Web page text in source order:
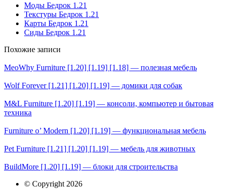
Моды Бедрок 1.21
Текстуры Бедрок 1.21
Карты Бедрок 1.21
Сиды Бедрок 1.21
Похожие записи
MeoWhy Furniture [1.20] [1.19] [1.18] — полезная мебель
Wolf Forever [1.21] [1.20] [1.19] — домики для собак
M&L Furniture [1.20] [1.19] — консоли, компьютер и бытовая
техника
Furniture o’ Modern [1.20] [1.19] — функциональная мебель
Pet Furniture [1.21] [1.20] [1.19] — мебель для животных
BuildMore [1.20] [1.19] — блоки для строительства
© Copyright 2026